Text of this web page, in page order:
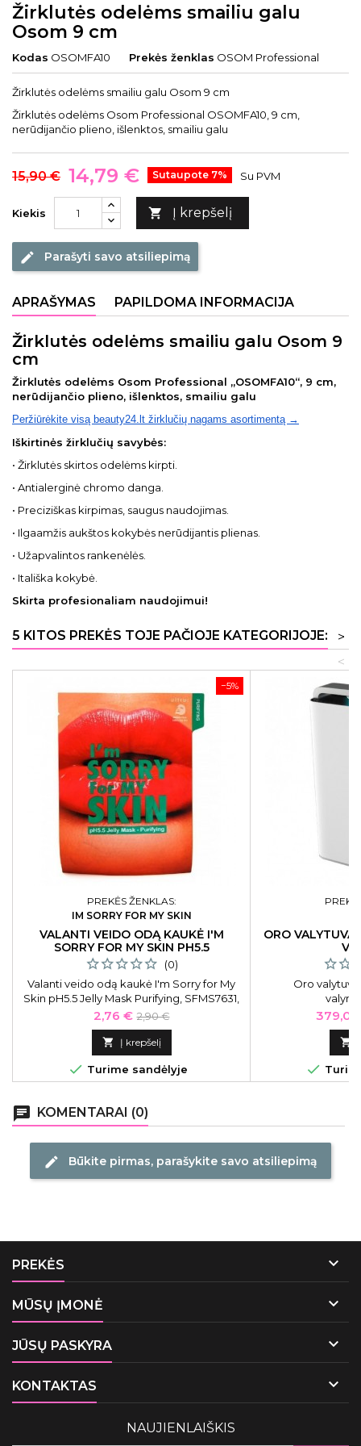
Žirklutės odelėms smailiu galu
Osom 9 cm
Kodas OSOMFA10 Prekės ženklas OSOM Professional
Žirklutės odelėms smailiu galu Osom 9 cm
Žirklutės odelėms Osom Professional OSOMFA10, 9 cm,
nerūdijančio plieno, išlenktos, smailiu galu
15,90 € 14,79 € Sutaupote 7% Su PVM
Kiekis  Į krepšelį
edit Parašyti savo atsiliepimą
APRAŠYMAS PAPILDOMA INFORMACIJA
Žirklutės odelėms smailiu galu Osom 9
cm
Žirklutės odelėms Osom Professional „OSOMFA10“, 9 cm,
nerūdijančio plieno, išlenktos, smailiu galu
Peržiūrėkite visą beauty24.lt žirklučių nagams asortimentą →
Iškirtinės žirklučių savybės:
• Žirklutės skirtos odelėms kirpti.
• Antialerginė chromo danga.
• Preciziškas kirpimas, saugus naudojimas.
• Ilgaamžis aukštos kokybės nerūdijantis plienas.
• Užapvalintos rankenėlės.
• Itališka kokybė.
Skirta profesionaliam naudojimui!
5 KITOS PREKĖS TOJE PAČIOJE KATEGORIJOJE:
>
<
−5%
PREKĖS ŽENKLAS:
IM SORRY FOR MY SKIN
VALANTI VEIDO ODĄ KAUKĖ I'M
SORRY FOR MY SKIN PH5.5
(0)
Valanti veido odą kaukė I'm Sorry for My
Skin pH5.5 Jelly Mask Purifying, SFMS7631,
33 ml.
Kaina
2,76 € Bazinė
kaina
2,90 €
 Į krepšelį
 Turime sandėlyje
ORO
Oro
Kaina


chat KOMENTARAI (0)
edit Būkite pirmas, parašykite savo atsiliepimą
PREKĖS 
MŪSŲ ĮMONĖ 
JŪSŲ PASKYRA 
KONTAKTAS 
NAUJIENLAIŠKIS